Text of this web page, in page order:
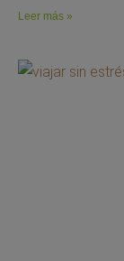
Leer más »